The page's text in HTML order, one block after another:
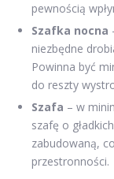
pewnością
Szafka nocna
niezbędne
Powinna być
do reszty
Szafa – w
szafę o
zabudowaną,
przestronności.